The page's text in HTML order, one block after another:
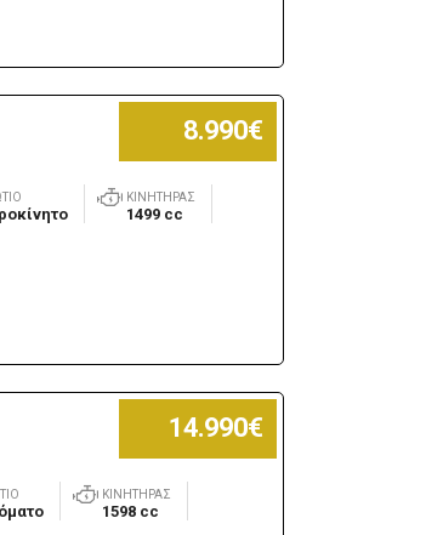
8.990€
ΚΙΝΗΤΉΡΑΣ
1499 cc
14.990€
ΚΙΝΗΤΉΡΑΣ
1598 cc